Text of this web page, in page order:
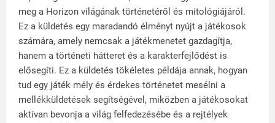
meg a Horizon világának történetéről és mitológiájáról.
Ez a küldetés egy maradandó élményt nyújt a játékosok
számára, amely nemcsak a játékmenetet gazdagítja,
hanem a történeti hátteret és a karakterfejlődést is
elősegíti. Ez a küldetés tökéletes példája annak, hogyan
tud egy játék mély és érdekes történetet mesélni a
mellékküldetések segítségével, miközben a játékosokat
aktívan bevonja a világ felfedezésébe és a rejtélyek